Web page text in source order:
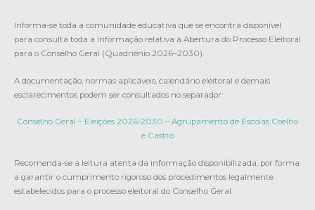
Informa-se toda a comunidade educativa que se encontra disponível
para consulta toda a informação relativa à Abertura do Processo Eleitoral
para o Conselho Geral (Quadriénio 2026–2030).
A documentação, normas aplicáveis, calendário eleitoral e demais
esclarecimentos podem ser consultados no separador:
Conselho Geral – Eleições 2026-2030 – Agrupamento de Escolas Coelho
e Castro
Recomenda-se a leitura atenta da informação disponibilizada, por forma
a garantir o cumprimento rigoroso dos procedimentos legalmente
estabelecidos para o processo eleitoral do Conselho Geral.